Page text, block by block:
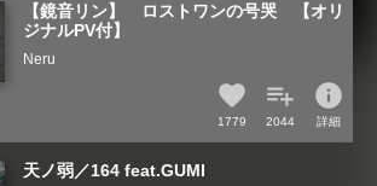
【鏡音リン】 ロストワンの号哭 【オリ
ジナルPV付】
Neru
1779 2044
info
詳細
天ノ弱／164 feat.GUMI